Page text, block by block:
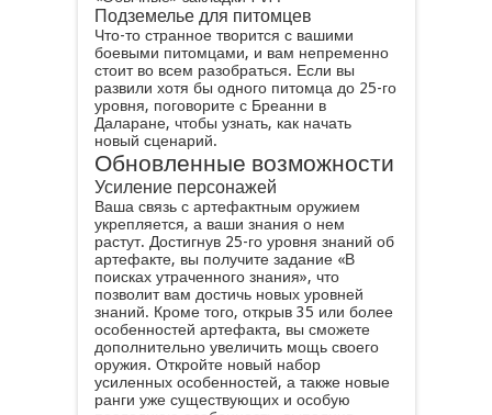
Подземелье для питомцев
Что-то странное творится с вашими
боевыми питомцами, и вам непременно
стоит во всем разобраться. Если вы
развили хотя бы одного питомца до 25-го
уровня, поговорите с Бреанни в
Даларане, чтобы узнать, как начать
новый сценарий.
Обновленные возможности
Усиление персонажей
Ваша связь с артефактным оружием
укрепляется, а ваши знания о нем
растут. Достигнув 25-го уровня знаний об
артефакте, вы получите задание «В
поисках утраченного знания», что
позволит вам достичь новых уровней
знаний. Кроме того, открыв 35 или более
особенностей артефакта, вы сможете
дополнительно увеличить мощь своего
оружия. Откройте новый набор
усиленных особенностей, а также новые
ранги уже существующих и особую